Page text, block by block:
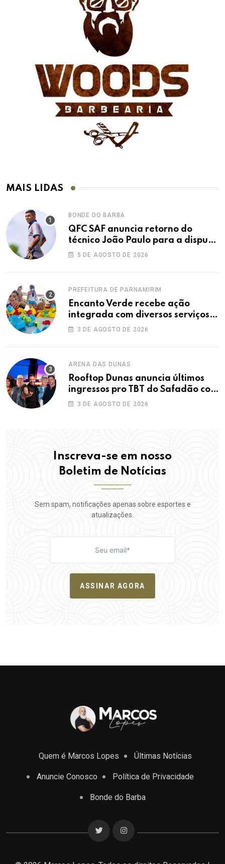
MAIS LIDAS
BONDE DO BARBA
QFC SAF anuncia retorno do
técnico João Paulo para a disputa
da elite do Campeonato Potiguar
5 DE AGOSTO DE 2026
PREFEITURA DE PARNAMIRIM
Encanto Verde recebe ação
integrada com diversos serviços
gratuitos à população
3 DE AGOSTO DE 2026
ARENA DAS DUNAS
Rooftop Dunas anuncia últimos
ingressos pro TBT do Safadão com
virada de lote nesta terça (04)
3 DE AGOSTO DE 2026
Inscreva-se em nosso
Boletim de Notícias
Sem spam, notificações apenas sobre esportes e
atualizações.
ASSINAR AGORA
Quem é Marcos Lopes Últimas Notícias
Anuncie Conosco Política de Privacidade
Bonde do Barba